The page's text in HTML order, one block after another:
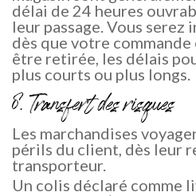
délai de 24 heures
leur passage. Vous serez
dès que votre
être retirée, les délais
plus courts ou plus longs.
8. Transfert des risques
Les marchandises
périls du client, dès leur
transporteur.
Un colis déclaré comme